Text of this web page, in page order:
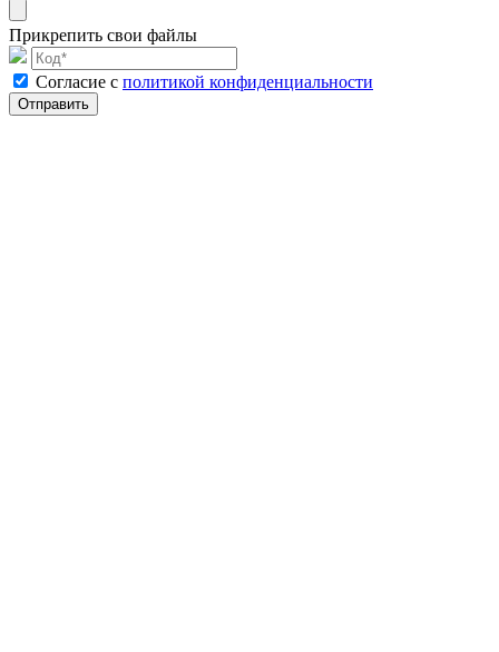
Прикрепить свои файлы
Cогласие с политикой конфиденциальности
Отправить